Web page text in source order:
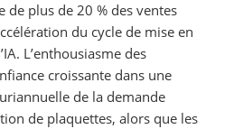
de plus de 20 % des ventes
du cycle de mise en
L’enthousiasme des
croissante dans une
de la demande
de plaquettes, alors que les